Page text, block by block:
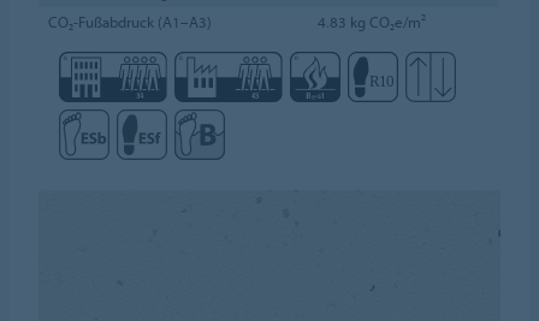
CO₂-Fußabdruck (A1–A3)
4.83 kg CO₂e/m²